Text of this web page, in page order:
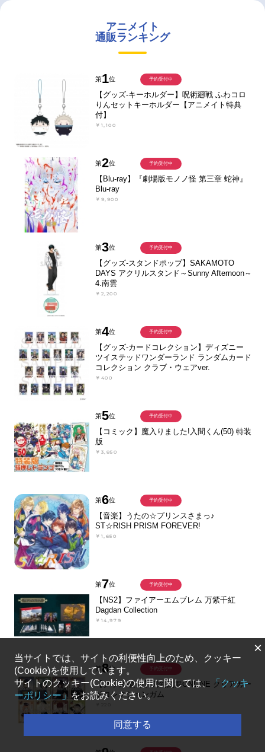
アニメイト
通販ランキング
第1位
【グッズ-キーホルダー】呪術廻戦 ふわコロ
りんセットキーホルダー【アニメイト特典
付】
￥1,100
予約受付中
第2位
【Blu-ray】『劇場版モノノ怪 第三章 蛇神』
Blu-ray
￥9,900
予約受付中
第3位
【グッズ-スタンドポップ】SAKAMOTO
DAYS アクリルスタンド～Sunny Afternoon～
4.南雲
￥2,200
予約受付中
第4位
【グッズ-カードコレクション】ディズニー
ツイステッドワンダーランド ランダムカード
コレクション クラブ・ウェアver.
￥400
予約受付中
第5位
【コミック】魔入りました!入間くん(50) 特装
版
￥3,850
予約受付中
第6位
【音楽】うたの☆プリンスさまっ♪
ST☆RISH PRISM FOREVER!
￥1,650
予約受付中
第7位
【NS2】ファイアーエムブレム 万紫千紅
Dagdan Collection
￥14,979
予約受付中
第8位
【グッズ-食品】刀剣乱舞ONLINE クリアカー
ドコレクションガム
予約受付中
×
当サイトでは、サイトの利便性向上のため、クッキー
(Cookie)を使用しています。
サイトのクッキー(Cookie)の使用に関しては、 「クッキ
ーポリシー」 をお読みください。
同意する